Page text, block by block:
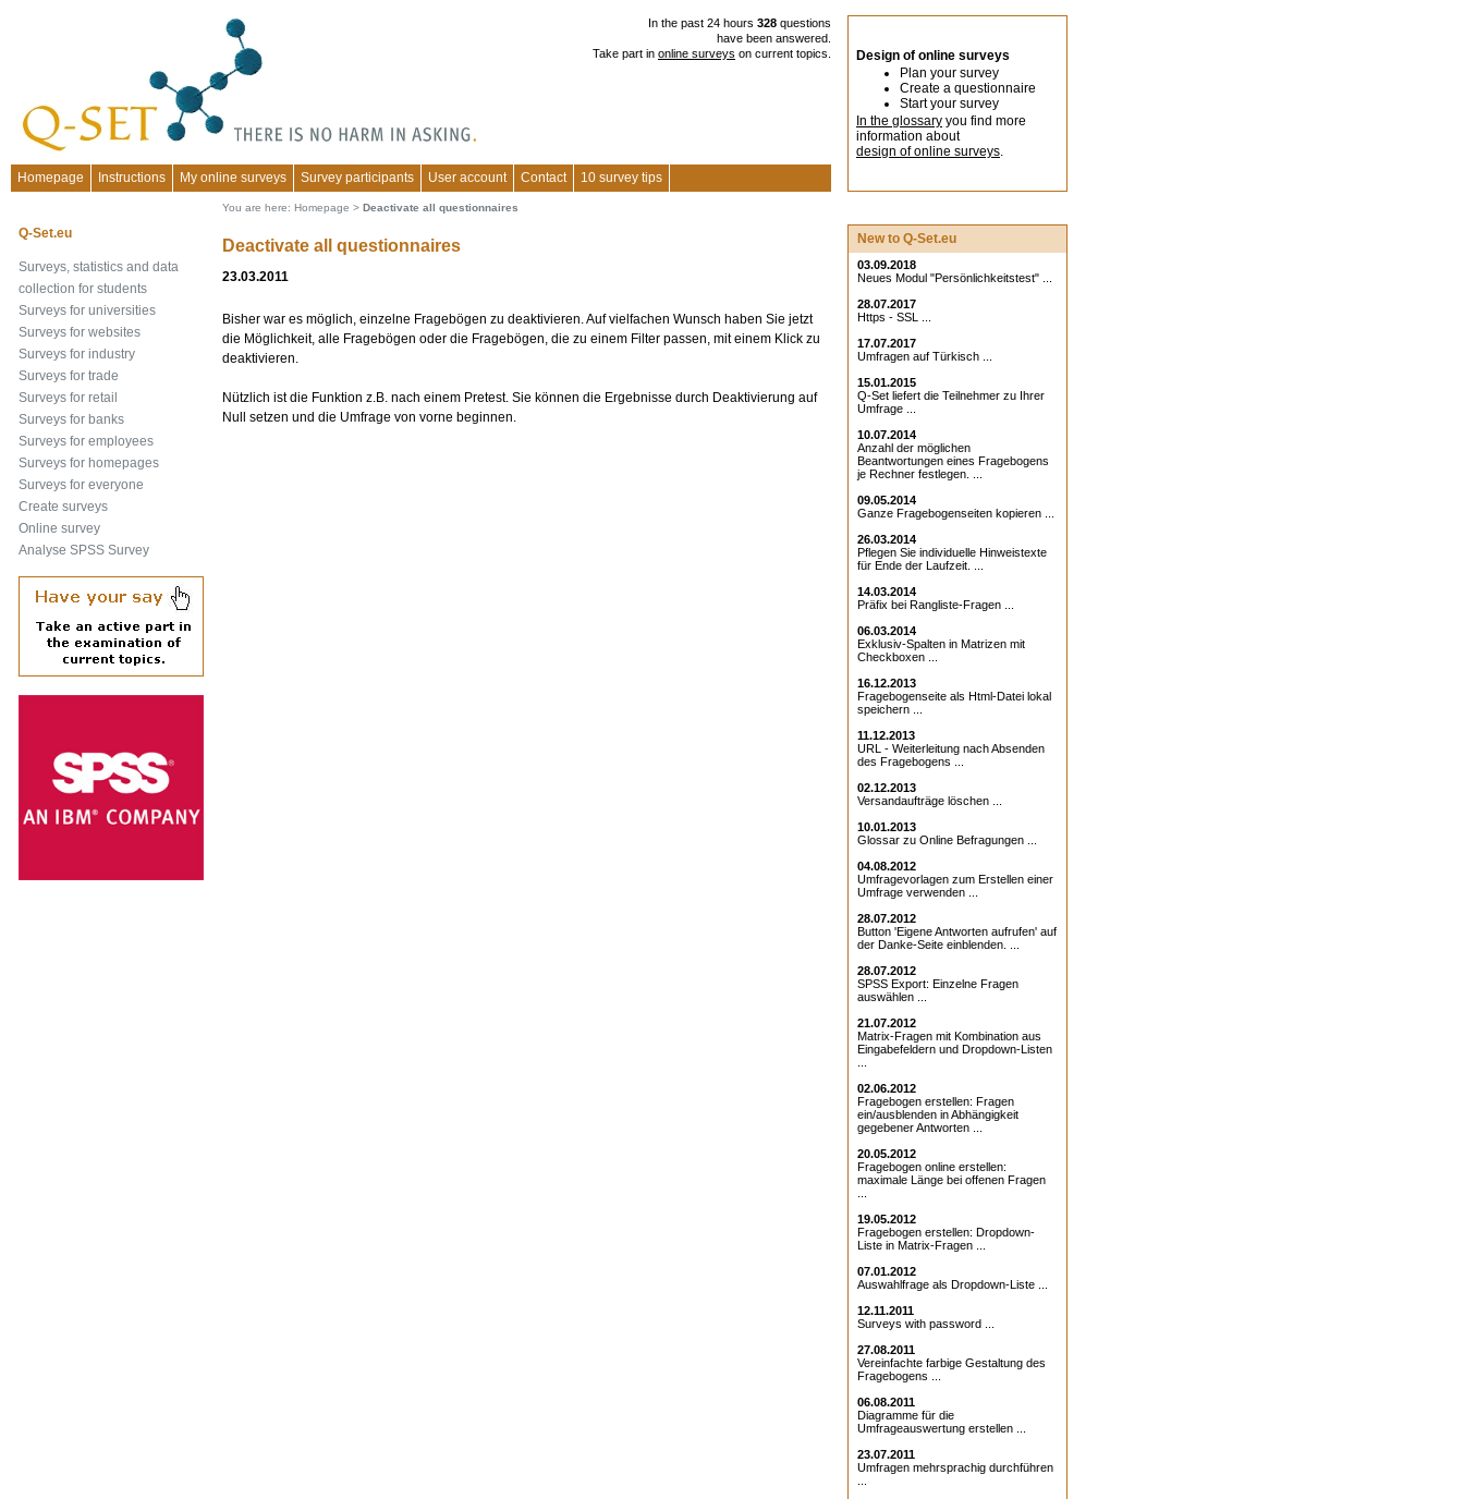
In the past 24 hours 328 questions
have been answered.
Take part in online surveys on current topics.
Design of online surveys
Plan your survey
Create a questionnaire
Start your survey
In the glossary you find more
information about
design of online surveys.
Homepage
Instructions My online surveys Survey participants User account Contact 10 survey tips
You are here: Homepage > Deactivate all questionnaires
Deactivate all questionnaires
23.03.2011
Bisher war es möglich, einzelne Fragebögen zu deaktivieren. Auf vielfachen Wunsch haben Sie jetzt
die Möglichkeit, alle Fragebögen oder die Fragebögen, die zu einem Filter passen, mit einem Klick zu
deaktivieren.
Nützlich ist die Funktion z.B. nach einem Pretest. Sie können die Ergebnisse durch Deaktivierung auf
Null setzen und die Umfrage von vorne beginnen.
New to Q-Set.eu
03.09.2018
Neues Modul "Persönlichkeitstest" ...
28.07.2017
Https - SSL ...
17.07.2017
Umfragen auf Türkisch ...
15.01.2015
Q-Set liefert die Teilnehmer zu Ihrer
Umfrage ...
10.07.2014
Anzahl der möglichen
Beantwortungen eines Fragebogens
je Rechner festlegen. ...
09.05.2014
Ganze Fragebogenseiten kopieren ...
26.03.2014
Pflegen Sie individuelle Hinweistexte
für Ende der Laufzeit. ...
14.03.2014
Präfix bei Rangliste-Fragen ...
06.03.2014
Exklusiv-Spalten in Matrizen mit
Checkboxen ...
16.12.2013
Fragebogenseite als Html-Datei lokal
speichern ...
11.12.2013
URL - Weiterleitung nach Absenden
des Fragebogens ...
02.12.2013
Versandaufträge löschen ...
10.01.2013
Glossar zu Online Befragungen ...
04.08.2012
Umfragevorlagen zum Erstellen einer
Umfrage verwenden ...
28.07.2012
Button 'Eigene Antworten aufrufen' auf
der Danke-Seite einblenden. ...
28.07.2012
SPSS Export: Einzelne Fragen
auswählen ...
21.07.2012
Matrix-Fragen mit Kombination aus
Eingabefeldern und Dropdown-Listen
02.06.2012
Fragebogen erstellen: Fragen
ein/ausblenden in Abhängigkeit
gegebener Antworten ...
20.05.2012
Fragebogen online erstellen:
maximale Länge bei offenen Fragen
19.05.2012
Fragebogen erstellen: Dropdown-
Liste in Matrix-Fragen ...
07.01.2012
Auswahlfrage als Dropdown-Liste ...
12.11.2011
Surveys with password ...
27.08.2011
Vereinfachte farbige Gestaltung des
Fragebogens ...
06.08.2011
Diagramme für die
Umfrageauswertung erstellen ...
23.07.2011
Umfragen mehrsprachig durchführen
Q-Set.eu
Surveys, statistics and data
collection for students
Surveys for universities
Surveys for websites
Surveys for industry
Surveys for trade
Surveys for retail
Surveys for banks
Surveys for employees
Surveys for homepages
Surveys for everyone
Create surveys
Online survey
Analyse SPSS Survey